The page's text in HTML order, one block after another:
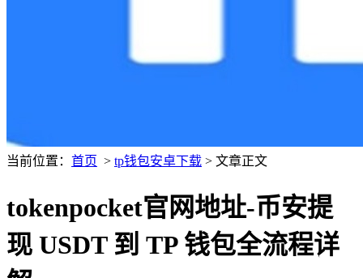
当前位置： 首页 > tp钱包安卓下载 > 文章正文
tokenpocket官网地址-币安提
现 USDT 到 TP 钱包全流程详